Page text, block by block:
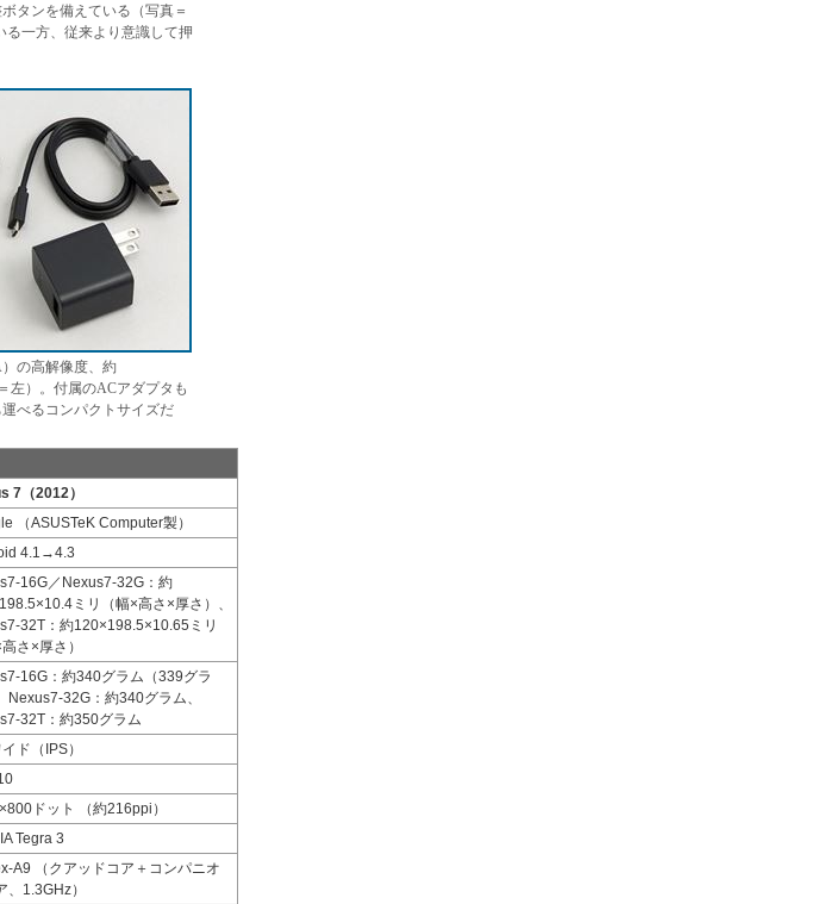
タンを備えている（写真＝
る一方、従来より意識して押
の高解像度、約
左）。付属のACアダプタも
べるコンパクトサイズだ
7（2012）
（ASUSTeK Computer製）
4.1→4.3
16G／Nexus7-32G：約
ミリ（幅×高さ×厚さ）、
32T：約120×198.5×10.65ミリ
高さ×厚さ）
16G：約340グラム（339グラ
Nexus7-32G：約340グラム、
32T：約350グラム
ド（IPS）
ドット （約216ppi）
Tegra 3
A9 （クアッドコア＋コンパニオ
、1.3GHz）